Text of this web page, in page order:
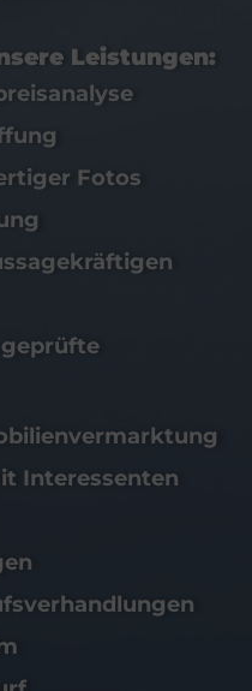
Leistungen:
Fotos
geprüfte
Interessenten